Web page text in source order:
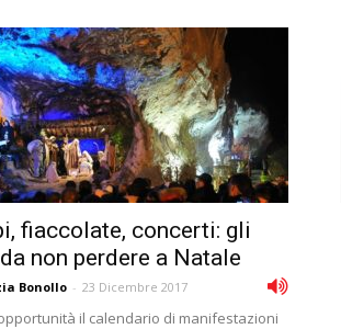
fiaccolate, concerti: gli
non perdere a Natale
Bonollo - 23 Dicembre 2017
il calendario di manifestazioni